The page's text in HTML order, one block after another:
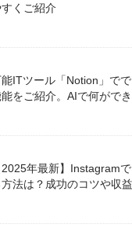
くご紹介
ITツール「Notion」で
をご紹介。AIで何がで
2025年最新】Instagram
方法は？成功のコツや収